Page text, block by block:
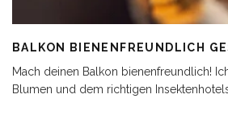
BALKON BIENENFREUNDLICH
Mach deinen Balkon bienenfreundlich!
Blumen und dem richtigen